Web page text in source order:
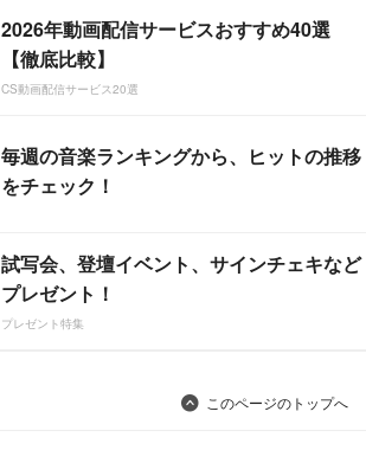
2026年動画配信サービスおすすめ40選
【徹底比較】
CS動画配信サービス20選
毎週の音楽ランキングから、ヒットの推移
をチェック！
試写会、登壇イベント、サインチェキなど
プレゼント！
プレゼント特集
このページのトップへ